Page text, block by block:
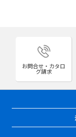
お問合せ・カタロ
グ請求